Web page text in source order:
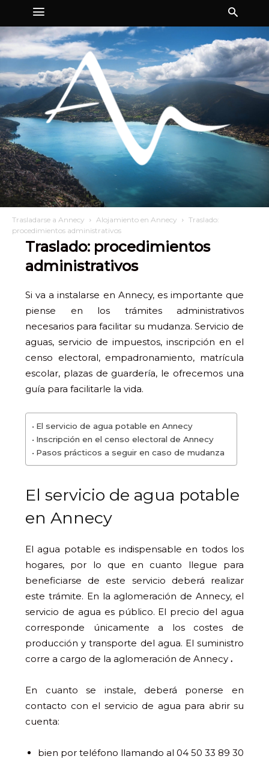
Trasladarse a Annecy Alojamiento en Annecy
Traslado:
procedimientos administrativos
Traslado: procedimientos
administrativos
Si va a instalarse en Annecy, es importante que
piense en los trámites administrativos
necesarios para facilitar su mudanza. Servicio de
aguas, servicio de impuestos, inscripción en el
censo electoral, empadronamiento, matrícula
escolar, plazas de guardería, le ofrecemos una
guía para facilitarle la vida.
El servicio de agua potable en Annecy
Inscripción en el censo electoral de Annecy
Pasos prácticos a seguir en caso de mudanza
El servicio de agua potable
en Annecy
El agua potable es indispensable en todos los
hogares, por lo que en cuanto llegue para
beneficiarse de este servicio deberá realizar
este trámite. En la aglomeración de Annecy, el
servicio de agua es público. El precio del agua
corresponde únicamente a los costes de
producción y transporte del agua. El suministro
corre a cargo de la aglomeración de Annecy .
En cuanto se instale, deberá ponerse en
contacto con el servicio de agua para abrir su
cuenta:
bien por teléfono llamando al 04 50 33 89 30